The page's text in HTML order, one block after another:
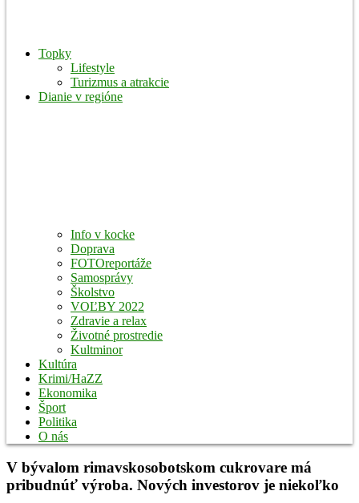
Topky
Lifestyle
Turizmus a atrakcie
Dianie v regióne
Info v kocke
Doprava
FOTOreportáže
Samosprávy
Školstvo
VOĽBY 2022
Zdravie a relax
Životné prostredie
Kultminor
Kultúra
Krimi/HaZZ
Ekonomika
Šport
Politika
O nás
V bývalom rimavskosobotskom cukrovare má
pribudnúť výroba. Nových investorov je niekoľko